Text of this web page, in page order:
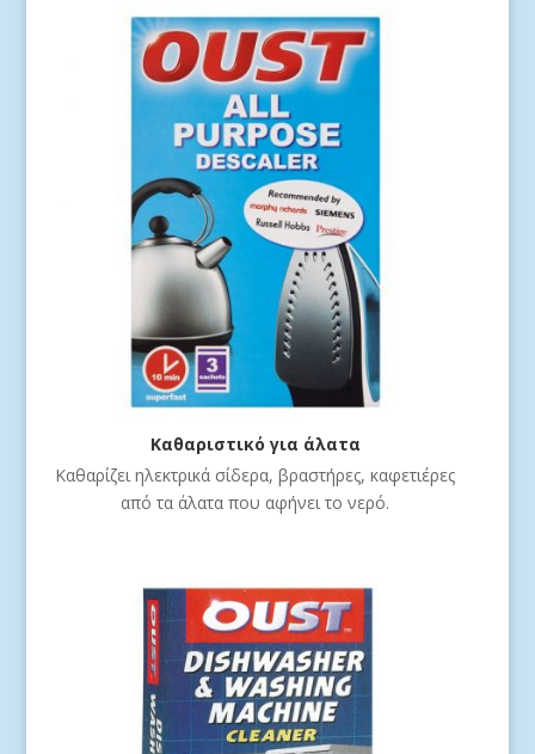
Καθαριστικό για άλατα
Καθαρίζει ηλεκτρικά σίδερα, βραστήρες, καφετιέρες
από τα άλατα που αφήνει το νερό.